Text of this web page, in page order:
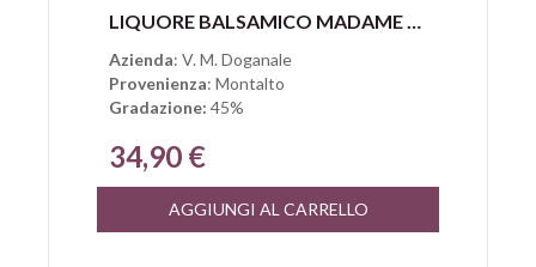
Anteprima LIQUORE BALSAMICO MADAME MILÙ DI VECCHIO MAGAZZINO DOGANALE
Azienda: V. M. Doganale
Provenienza: Montalto
Gradazione: 45%
34,90 €
AGGIUNGI AL CARRELLO